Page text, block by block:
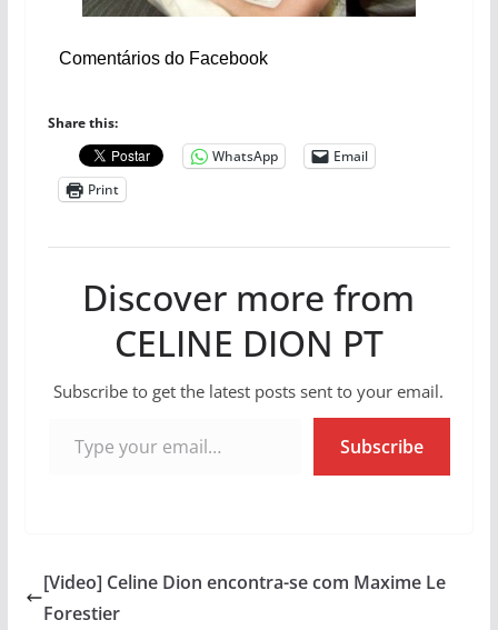
Comentários do Facebook
Share this:
WhatsApp
Email
Print
Discover more from
CELINE DION PT
Subscribe to get the latest posts sent to your email.
Subscribe
[Video] Celine Dion encontra-se com Maxime Le
Forestier